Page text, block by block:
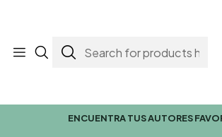
ENCUENTRA TUS AUTORES